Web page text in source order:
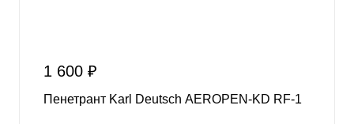
1 600 ₽
Пенетрант Karl Deutsch AEROPEN-KD RF-1